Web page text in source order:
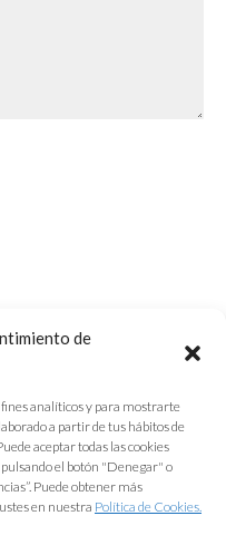
de
analíticos y para mostrarte
a partir de tus hábitos de
aceptar todas las cookies
el botón "Denegar" o
Puede obtener más
en nuestra Política de Cookies.
Cádiz